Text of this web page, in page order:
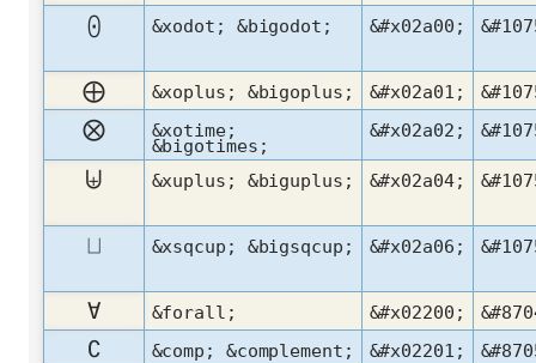
⨀ &xodot; &bigodot; &#x02a00;
⨁ &xoplus; &bigoplus; &#x02a01;
⨂ &xotime;
&bigotimes;
&#x02a02;
⨄ &xuplus; &biguplus; &#x02a04;
⨆ &xsqcup; &bigsqcup; &#x02a06;
∀ &forall; &#x02200;
∁ &comp; &complement; &#x02201;